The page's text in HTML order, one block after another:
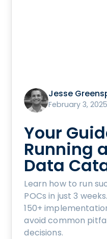
Jesse
February 3, 2025
Your
Running
Data
Learn how to run
POCs in just 3
150+
avoid common
decisions.